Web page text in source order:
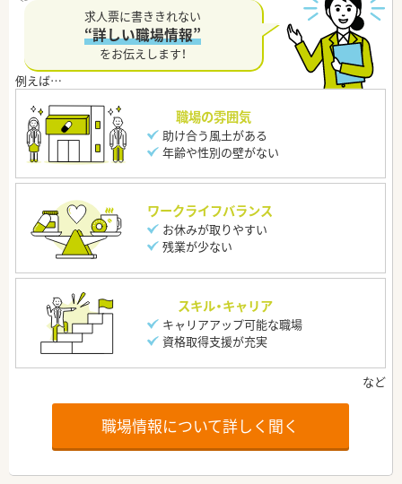
求人票に書ききれない
“詳しい職場情報”
をお伝えします！
職場の雰囲気
助け合う風土がある
年齢や性別の壁がない
ワークライフバランス
お休みが取りやすい
残業が少ない
スキル・キャリア
キャリアアップ可能な職場
資格取得支援が充実
職場情報について詳しく聞く